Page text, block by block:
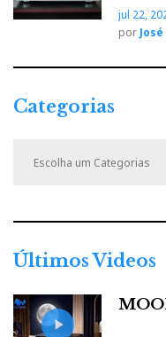
jul 22,
por
Categorias
r
i
s
Últimos Videos